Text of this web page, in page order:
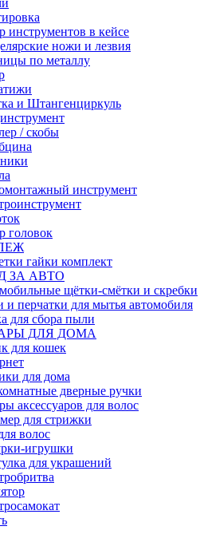
инструментов в кейсе
ножи и лезвия
по металлу
и Штангенциркуль
/ скобы
инструмент
головок
гайки комплект
ЗА АВТО
щётки-смётки и скребки
и перчатки для мытья автомобиля
для сбора пыли
ДЛЯ ДОМА
для кошек
для дома
дверные ручки
аксессуаров для волос
для стрижки
волос
игрушки
для украшений